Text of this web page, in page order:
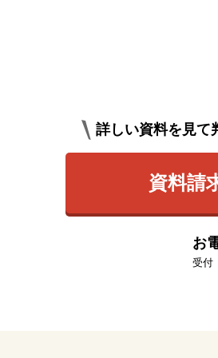
詳しい資料を見て
資料請
お